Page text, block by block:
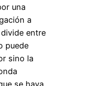
una
a
entre
puede
sino la
se haya